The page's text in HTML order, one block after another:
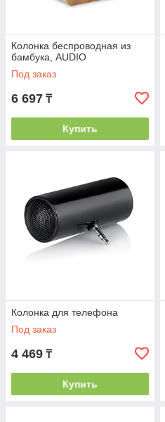
Колонка беспроводная из
бамбука, AUDIO
Под заказ
6 697 ₸
Купить
Колонка для телефона
Под заказ
4 469 ₸
Купить